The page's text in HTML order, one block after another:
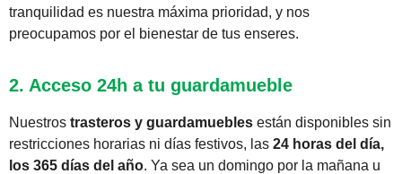
tranquilidad es nuestra máxima prioridad, y nos
preocupamos por el bienestar de tus enseres.
2. Acceso 24h a tu guardamueble
Nuestros trasteros y guardamuebles están disponibles sin
restricciones horarias ni días festivos, las 24 horas del día,
los 365 días del año. Ya sea un domingo por la mañana u